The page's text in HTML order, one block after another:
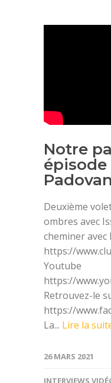
Notre
épisode
Deuxième
ombres avec
cheminer avec
https://
Youtube
https://
Retrouvez-le
https://
La... Lire la
26 MARS 2021
INTERVIEWS